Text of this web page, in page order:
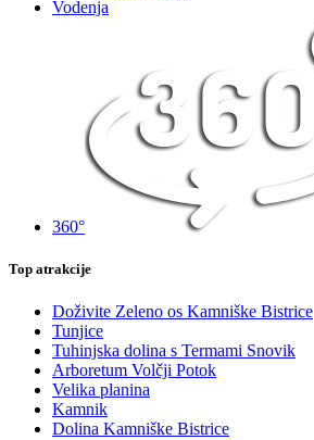
Vodenja
360°
Top atrakcije
Doživite Zeleno os Kamniške Bistrice
Tunjice
Tuhinjska dolina s Termami Snovik
Arboretum Volčji Potok
Velika planina
Kamnik
Dolina Kamniške Bistrice